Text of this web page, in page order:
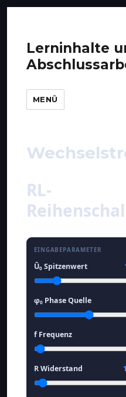
Lerninhalte
MENÜ
RL-
EINGABEPARAMETER
Û0Spitzenwert
φ0Phase Quelle
f Frequenz
R Widerstand